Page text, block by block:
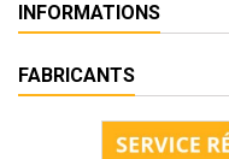
INFORMATIONS
FABRICANTS